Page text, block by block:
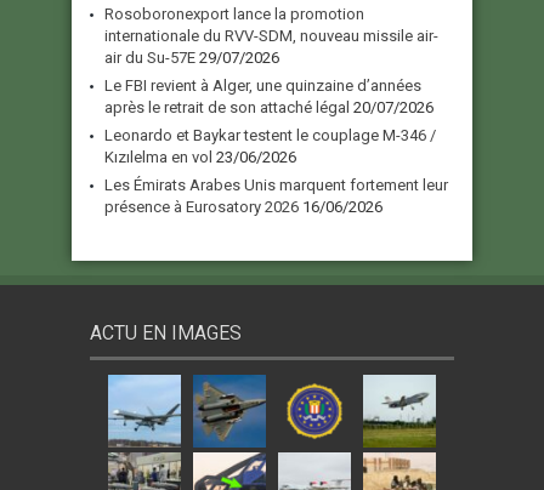
Rosoboronexport lance la promotion
internationale du RVV-SDM, nouveau missile air-
air du Su-57E 29/07/2026
Le FBI revient à Alger, une quinzaine d’années
après le retrait de son attaché légal 20/07/2026
Leonardo et Baykar testent le couplage M-346 /
Kızılelma en vol 23/06/2026
Les Émirats Arabes Unis marquent fortement leur
présence à Eurosatory 2026 16/06/2026
ACTU EN IMAGES